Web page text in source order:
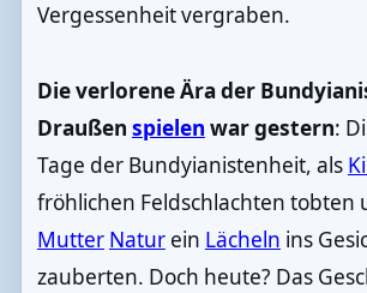
Vergessenheit vergraben.
Die verlorene Ära der
Draußen spielen war gestern:
Tage der Bundyianistenheit, als
fröhlichen Feldschlachten tobten
Mutter Naturein Lächeln ins
zauberten. Doch heute? Das